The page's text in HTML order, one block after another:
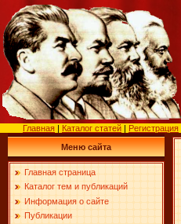
Главная | Каталог статей | Регистрация
Меню сайта
Главная страница
Каталог тем и публикаций
Информация о сайте
Публикации